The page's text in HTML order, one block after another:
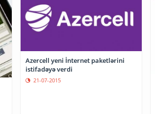
Azercell yeni İnternet paketlərini
istifadəyə verdi
21-07-2015